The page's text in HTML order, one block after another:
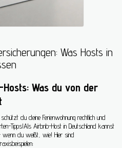
Was Hosts in
Was du von der
du deine Ferienwohnung rechtlich und
Tipps!Als Airbnb-Host in Deutschland kannst
wenn du weißt, wie! Hier sind